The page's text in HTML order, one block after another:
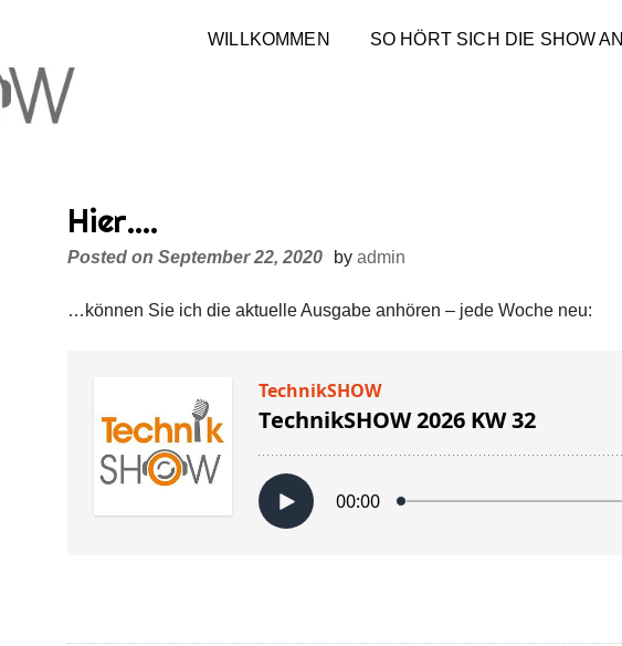
WILLKOMMEN SO HÖRT SICH DIE SHOW AN
Hier….
Posted on September 22, 2020 byadmin
…können Sie ich die aktuelle Ausgabe anhören – jede Woche neu: